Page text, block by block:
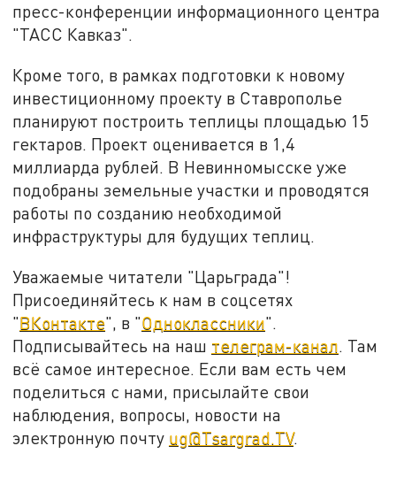
пресс-конференции информационного центра
"ТАСС Кавказ".
Кроме того, в рамках подготовки к новому
инвестиционному проекту в Ставрополье
планируют построить теплицы площадью 15
гектаров. Проект оценивается в 1,4
миллиарда рублей. В Невинномысске уже
подобраны земельные участки и проводятся
работы по созданию необходимой
инфраструктуры для будущих теплиц.
Уважаемые читатели "Царьграда"!
Присоединяйтесь к нам в соцсетях
"ВКонтакте", в "Одноклассники".
Подписывайтесь на наш телеграм-канал . Там
всё самое интересное. Если вам есть чем
поделиться с нами, присылайте свои
наблюдения, вопросы, новости на
электронную почту ug@Tsargrad.TV.